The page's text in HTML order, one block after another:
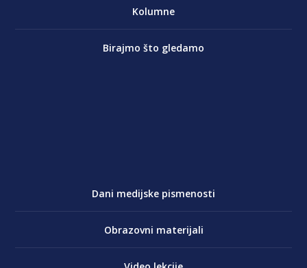
Kolumne
Birajmo što gledamo
Dani medijske pismenosti
Obrazovni materijali